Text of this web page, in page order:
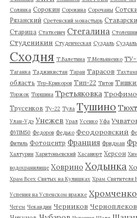
Солянка Сорокин Сорокина Сорочаны
Рязанский Сретенский монастырь
Старица Статкевич Стегалина
Студеникин Студенческая Суздаль
Сходня Т.Валетина Т.Мельяненко ТУ-
Таганка Таджикистан Таран Тарасов
область Тер-Крикоров Тип-22 Титов
Торжок Торшина Третьяковка
Трусенков Ту-22 Тула Тушино
Улан-Удэ Унежев Урал Усенко Уфа
ФУПМ50 Федоров Федько Феодоровский
Фитиль Фотоцентр Франция Фридман
Халтурин Харитоньевский Хасавюрт Херсон
водохранилище Ховрино Ходынка
Храм Всех Святых на Кулишках Храм Святителя
Успения на Успенском вражке Хромченко
Чегем Чекандин Черников Черноплеков